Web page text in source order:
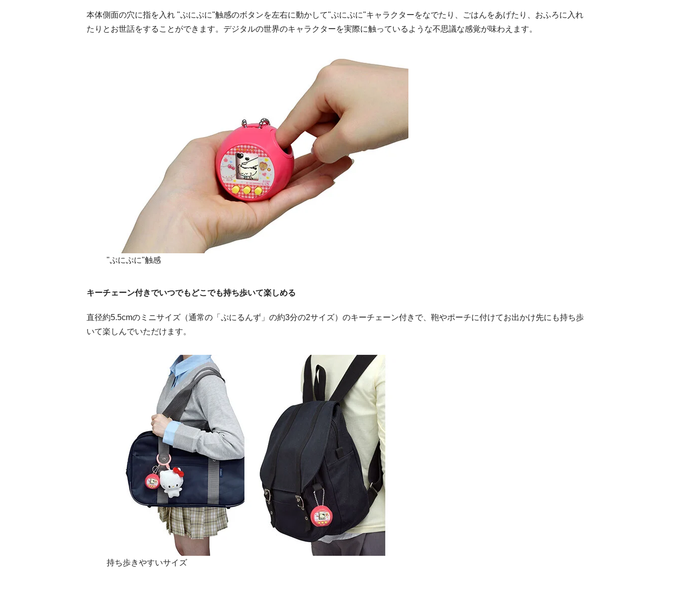
本体側面の穴に指を入れ "ぷにぷに"触感のボタンを左右に動かして"ぷにぷに"キャラクターをなでたり、ごはんをあげたり、おふろに入れ
たりとお世話をすることができます。デジタルの世界のキャラクターを実際に触っているような不思議な感覚が味わえます。
"ぷにぷに"触感
キーチェーン付きでいつでもどこでも持ち歩いて楽しめる
直径約5.5cmのミニサイズ（通常の「ぷにるんず」の約3分の2サイズ）のキーチェーン付きで、鞄やポーチに付けてお出かけ先にも持ち歩
いて楽しんでいただけます。
持ち歩きやすいサイズ